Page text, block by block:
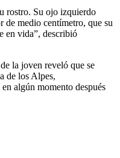
rostro. Su ojo izquierdo
de medio centímetro, que su
en vida”, describió
la joven reveló que se
de los Alpes,
algún momento después